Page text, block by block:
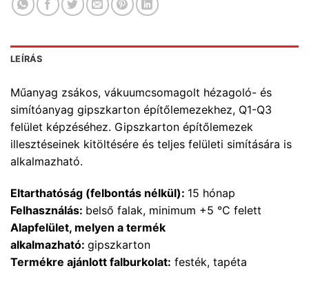
LEÍRÁS
Műanyag zsákos, vákuumcsomagolt hézagoló- és
simítóanyag gipszkarton építőlemezekhez, Q1-Q3
felület képzéséhez. Gipszkarton építőlemezek
illesztéseinek kitöltésére és teljes felületi simítására is
alkalmazható.
Eltarthatóság (felbontás nélkül): 15 hónap
Felhasználás: belső falak, minimum +5 °C felett
Alapfelület, melyen a termék
alkalmazható: gipszkarton
Termékre ajánlott falburkolat: festék, tapéta